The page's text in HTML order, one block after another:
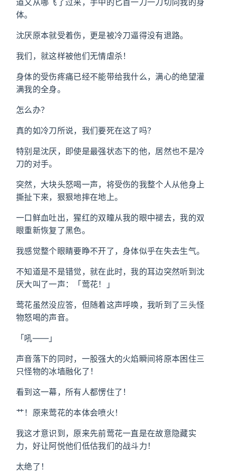
道又从哪飞了过来，手中的匕首一刀一刀切向我的身
体。
沈厌原本就受着伤，更是被冷刀逼得没有退路。
我们，就这样被他们无情虐杀！
身体的受伤疼痛已经不能带给我什么，满心的绝望灌
满我的全身。
怎么办？
真的如冷刀所说，我们要死在这了吗？
特别是沈厌，即使是最强状态下的他，居然也不是冷
刀的对手。
突然，大块头怒喝一声，将受伤的我整个人从他身上
撕扯下来，狠狠地摔在地上。
一口鲜血吐出，猩红的双瞳从我的眼中褪去，我的双
眼重新恢复了黑色。
我感觉整个眼睛要睁不开了，身体似乎在失去生气。
不知道是不是错觉，就在此时，我的耳边突然听到沈
厌大叫了一声：「莺花！」
莺花虽然没应答，但随着这声呼唤，我听到了三头怪
物怒喝的声音。
「吼——」
声音落下的同时，一股强大的火焰瞬间将原本困住三
只怪物的冰墙融化了！
看到这一幕，所有人都愣住了！
艹！原来莺花的本体会喷火！
我这才意识到，原来先前莺花一直是在故意隐藏实
力，好让阿悦他们低估我们的战斗力！
太绝了！